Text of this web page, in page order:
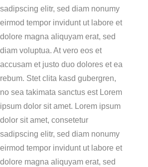
sadipscing elitr, sed diam nonumy
eirmod tempor invidunt ut labore et
dolore magna aliquyam erat, sed
diam voluptua. At vero eos et
accusam et justo duo dolores et ea
rebum. Stet clita kasd gubergren,
no sea takimata sanctus est Lorem
ipsum dolor sit amet. Lorem ipsum
dolor sit amet, consetetur
sadipscing elitr, sed diam nonumy
eirmod tempor invidunt ut labore et
dolore magna aliquyam erat, sed